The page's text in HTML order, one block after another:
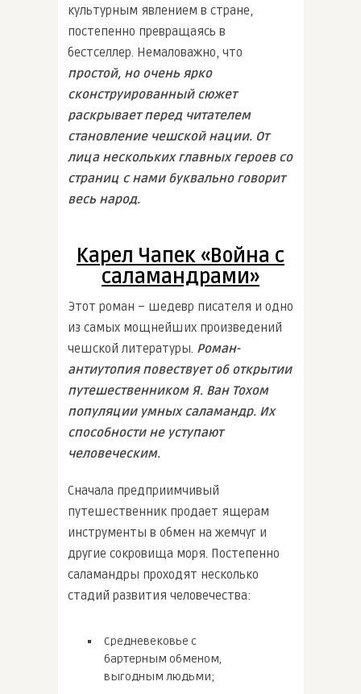
культурным явлением в стране,
постепенно превращаясь в
бестселлер. Немаловажно, что
простой, но очень ярко
сконструированный сюжет
раскрывает перед читателем
становление чешской нации. От
лица нескольких главных героев со
страниц с нами буквально говорит
весь народ.
Карел Чапек «Война с
саламандрами»
Этот роман – шедевр писателя и одно
из самых мощнейших произведений
чешской литературы. Роман-
антиутопия повествует об открытии
путешественником Я. Ван Тохом
популяции умных саламандр. Их
способности не уступают
человеческим.
Сначала предприимчивый
путешественник продает ящерам
инструменты в обмен на жемчуг и
другие сокровища моря. Постепенно
саламандры проходят несколько
стадий развития человечества:
Средневековье с
бартерным обменом,
выгодным людьми;